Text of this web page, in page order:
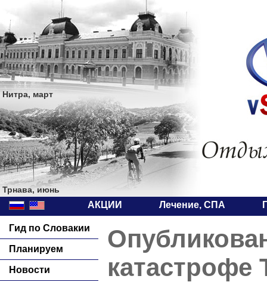
Нитра, март
Трнава, июнь
АКЦИИ Лечение, СПА
Гид по Словакии
Планируем
Новости
катастрофе